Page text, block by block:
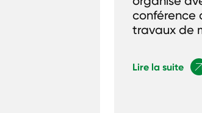
conférence
travaux de
Lire la suite 